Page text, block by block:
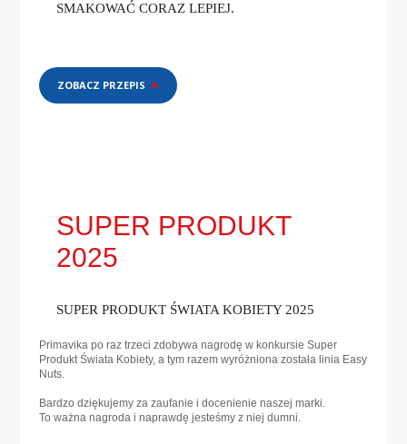
SMAKOWAĆ CORAZ LEPIEJ.
ZOBACZ PRZEPIS
SUPER PRODUKT
2025
SUPER PRODUKT ŚWIATA KOBIETY 2025
Primavika po raz trzeci zdobywa nagrodę w konkursie Super
Produkt Świata Kobiety, a tym razem wyróżniona została linia Easy
Nuts.
Bardzo dziękujemy za zaufanie i docenienie naszej marki.
To ważna nagroda i naprawdę jesteśmy z niej dumni.